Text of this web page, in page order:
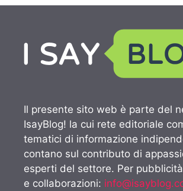
Il presente sito web è parte del
IsayBlog! la cui rete editoriale
tematici di informazione
contano sul contributo di
esperti del settore. Per
e collaborazioni: